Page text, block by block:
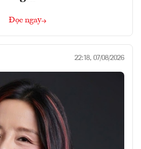
Đọc ngay
22:18, 07/08/2026